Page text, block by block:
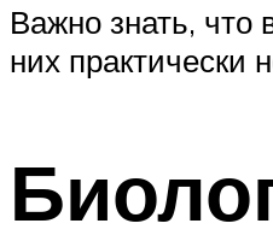
Важно знать, что
них практически